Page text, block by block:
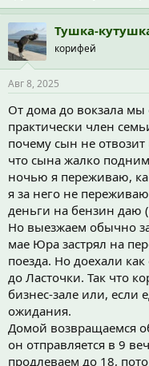
Тушка-
корифей
Авг 8, 2025
От дома до вокзала мы
практически член
почему сын не отвозит
что сына жалко
ночью я переживаю,
я за него не
деньги на бензин даю
Но выезжаем обычно
мае Юра застрял на
поезда. Но доехали
до Ласточки. Так что
бизнес-зале или, если
ожидания.
Домой возвращаемся
он отправляется в 9
продлеваем до 18,